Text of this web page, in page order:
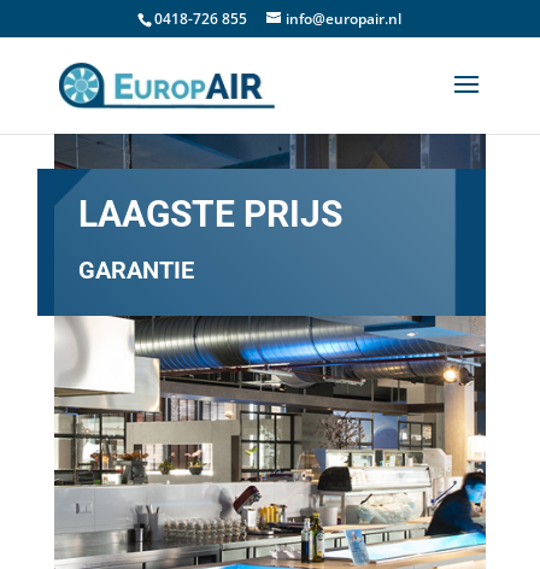
0418-726 855 info@europair.nl
LAAGSTE PRIJS
GARANTIE